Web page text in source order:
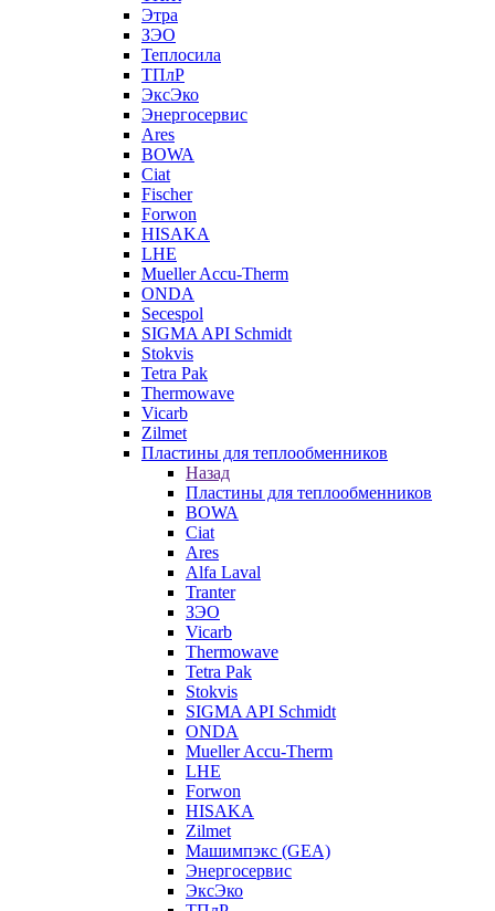
Этра
ЗЭО
Теплосила
ТПлР
ЭксЭко
Энергосервис
Ares
BOWA
Ciat
Fischer
Forwon
HISAKA
LHE
Mueller Accu-Therm
ONDA
Secespol
SIGMA API Schmidt
Stokvis
Tetra Pak
Thermowave
Vicarb
Zilmet
Пластины для теплообменников
Назад
Пластины для теплообменников
BOWA
Ciat
Ares
Alfa Laval
Tranter
ЗЭО
Vicarb
Thermowave
Tetra Pak
Stokvis
SIGMA API Schmidt
ONDA
Mueller Accu-Therm
LHE
Forwon
HISAKA
Zilmet
Машимпэкс (GEA)
Энергосервис
ЭксЭко